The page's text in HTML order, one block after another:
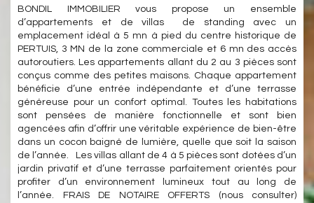
BONDIL IMMOBILIER vous propose un ensemble
d’appartements et de villas de standing avec un
emplacement idéal à 5 mn à pied du centre historique de
PERTUIS, 3 MN de la zone commerciale et 6 mn des accès
autoroutiers. Les appartements allant du 2 au 3 pièces sont
conçus comme des petites maisons. Chaque appartement
bénéficie d’une entrée indépendante et d’une terrasse
généreuse pour un confort optimal. Toutes les habitations
sont pensées de manière fonctionnelle et sont bien
agencées afin d’offrir une véritable expérience de bien-être
dans un cocon baigné de lumière, quelle que soit la saison
de l’année. Les villas allant de 4 à 5 pièces sont dotées d’un
jardin privatif et d’une terrasse parfaitement orientés pour
profiter d’un environnement lumineux tout au long de
l’année. FRAIS DE NOTAIRE OFFERTS (nous consulter)